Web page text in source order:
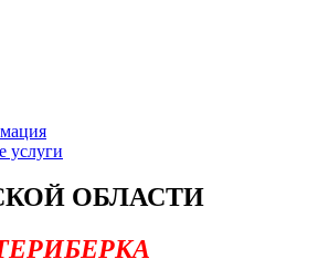
услуги
ОБЛАСТИ